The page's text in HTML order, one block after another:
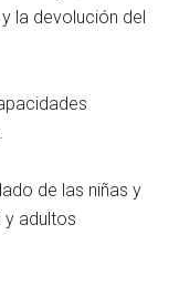
la devolución del
de las niñas y
y adultos